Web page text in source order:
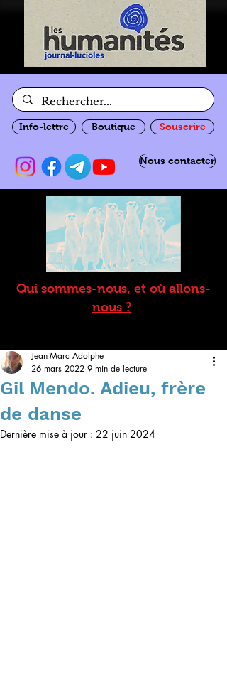
Info-lettre Boutique Souscrire
Nous contacter
Qui sommes-nous, et où allons-
nous ?
Gil Mendo. Adieu, frère
de danse
Jean-Marc Adolphe
26 mars 2022 9 min de lecture
Dernière mise à jour : 22 juin 2024